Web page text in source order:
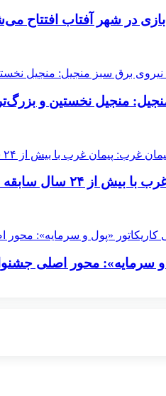
در شهر آفتاب افتتاح
منجیل نخستین و
کشور حضور دارد
و سرمایه»: محور اصلی